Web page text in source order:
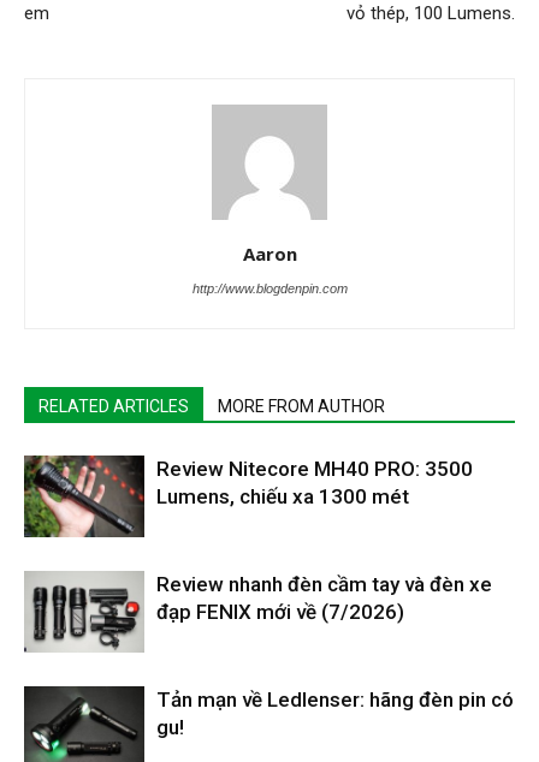
em
vỏ thép, 100 Lumens.
Aaron
http://www.blogdenpin.com
RELATED ARTICLES MORE FROM AUTHOR
Review Nitecore MH40 PRO: 3500
Lumens, chiếu xa 1300 mét
Review nhanh đèn cầm tay và đèn xe
đạp FENIX mới về (7/2026)
Tản mạn về Ledlenser: hãng đèn pin có
gu!